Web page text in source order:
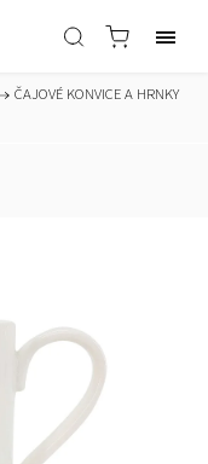
ČAJOVÉ KONVICE A HRNKY